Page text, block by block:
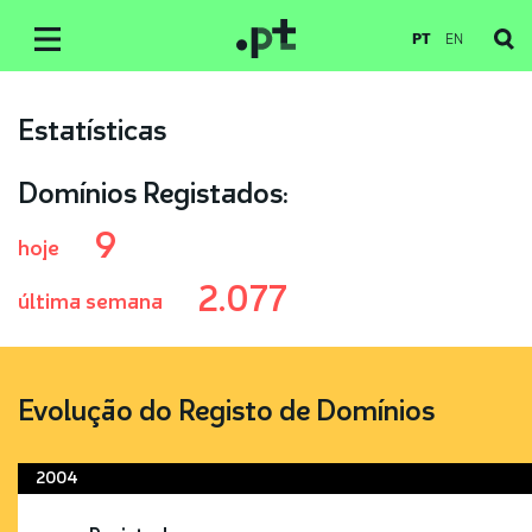
PT EN
Estatísticas
Domínios Registados:
hoje 9
última semana 2.077
Evolução do Registo de Domínios
2004